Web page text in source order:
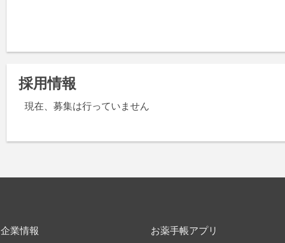
採用情報
現在、募集は行っていません
企業情報 お薬手帳アプリ